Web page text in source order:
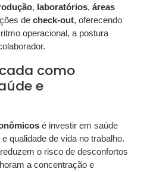
, laboratórios, áreas
de check-out, oferecendo
operacional, a postura
como
e
é investir em saúde
qualidade de vida no trabalho.
o risco de desconfortos
a concentração e